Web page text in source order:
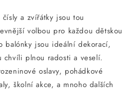
a zvířátky jsou tou
volbou pro každou dětskou
balónky jsou ideální dekorací,
chvíli plnou radosti a veselí.
oslavy, pohádkové
školní akce, a mnoho dalších